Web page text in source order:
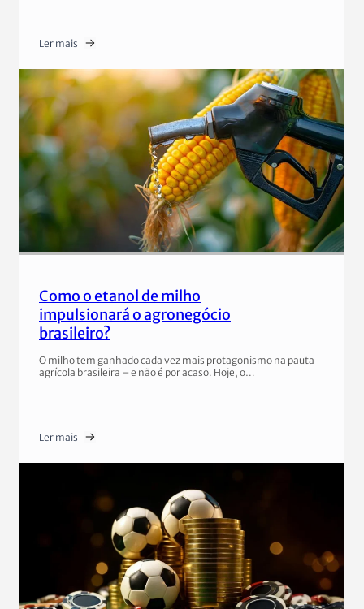
Ler mais
Como o etanol de milho
impulsionará o agronegócio
brasileiro?
O milho tem ganhado cada vez mais protagonismo na pauta
agrícola brasileira – e não é por acaso. Hoje, o…
Ler mais